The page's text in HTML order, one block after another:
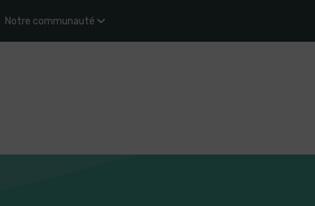
Notre communauté